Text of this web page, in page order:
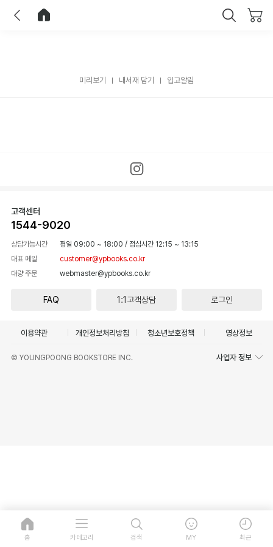
미리보기 내서재 담기 입고알림
고객센터
1544-9020
상담가능시간 평일 09:00 ~ 18:00 / 점심시간 12:15 ~ 13:15
대표 메일
customer@ypbooks.co.kr
대량 주문
webmaster@ypbooks.co.kr
FAQ 1:1고객상담 로그인
이용약관 개인정보처리방침 청소년보호정책 영상정보
© YOUNGPOONG BOOKSTORE INC. 사업자 정보
홈 카테고리 검색 MY 최근